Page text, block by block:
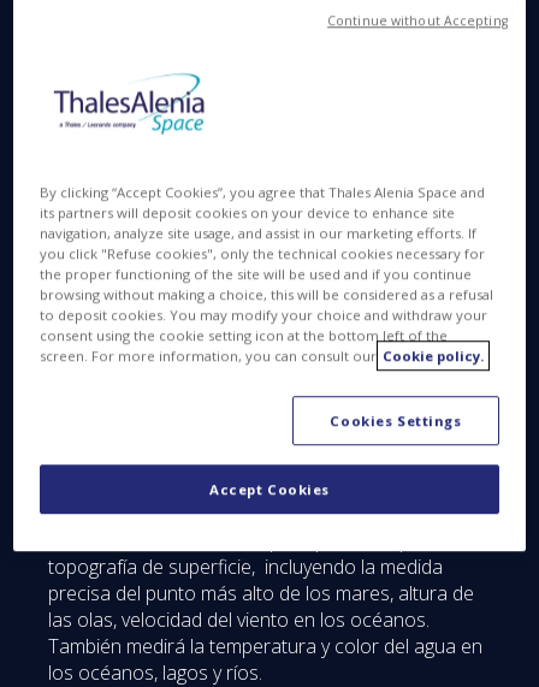
JUN 26 2022
La cuenta atrás ha comenzado para el satélite
medioambiental Sentinel-3ª que será lanzado desde
Plesetsk Cosmodrome en Russia.
Una de las piedras angulares dentro del programa
Copérnico, el satélite Sentinel-3A cuenta con
cuatro cargas útiles reagrupadas en un espacio
vigilancia de la vegetación de las tierras
emergentes.
Un “hacelotodo” en oceanografía operacional,
topografía de superficie, incluyendo la medida
precisa del punto más alto de los mares, altura de
las olas, velocidad del viento en los océanos.
También medirá la temperatura y color del agua en
los océanos, lagos y ríos.
By clicking “Accept Cookies”, you agree that Thales Alenia Space and
its partners will deposit cookies on your device to enhance site
navigation, analyze site usage, and assist in our marketing efforts. If
you click "Refuse cookies", only the technical cookies necessary for
the proper functioning of the site will be used and if you continue
browsing without making a choice, this will be considered as a refusal
to deposit cookies. You may modify your choice and withdraw your
consent using the cookie setting icon at the bottom left of the
screen. For more information, you can consult our Cookie policy.
Cookies Settings
Accept Cookies
Continue without Accepting